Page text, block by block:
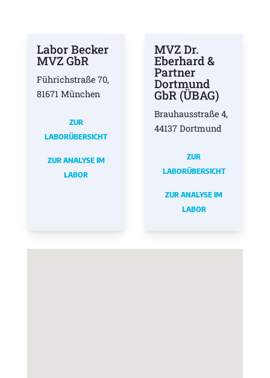
Labor Becker
MVZ GbR
Führichstraße 70,
81671 München
ZUR
LABORÜBERSICHT
ZUR ANALYSE IM
LABOR
MVZ Dr.
Eberhard &
Partner
Dortmund
GbR (ÜBAG)
Brauhausstraße 4,
44137 Dortmund
ZUR
LABORÜBERSICHT
ZUR ANALYSE IM
LABOR